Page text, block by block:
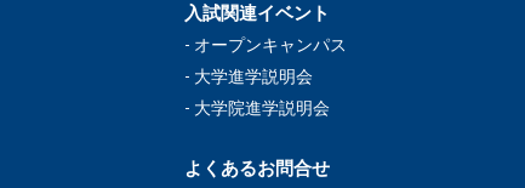
入試関連イベント
オープンキャンパス
大学進学説明会
大学院進学説明会
よくあるお問合せ